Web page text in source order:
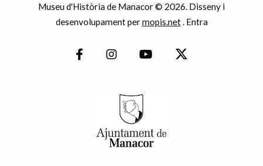
Museu d'Història de Manacor © 2026. Disseny i
desenvolupament permopis.net. Entra